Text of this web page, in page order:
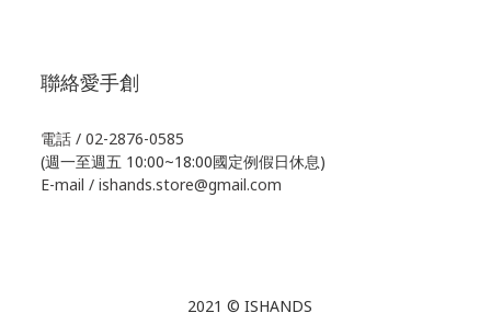
聯絡愛手創
電話 / 02-2876-0585
(週一至週五 10:00~18:00國定例假日休息)
E-mail / ishands.store@gmail.com
2021 © ISHANDS